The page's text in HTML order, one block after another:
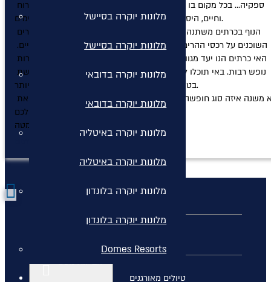
מלונות יוקרה בסיישל
מלונות יוקרה בסיישל
מלונות יוקרה בדובאי
מלונות יוקרה בדובאי
מלונות יוקרה באיטליה
מלונות יוקרה באיטליה
מלונות יוקרה בלונדון
מלונות יוקרה בלונדון
Domes Resorts
טיולים מאורגנים
וחיים, היסטוריה עשירה, עולם קולינרי מרתק ואנשים נעימים.
בטן גב לבין טיולי יום לאזורים מרוחקים ושקטים יותר.
כל המשאלות שלכם.
חבילות נופש